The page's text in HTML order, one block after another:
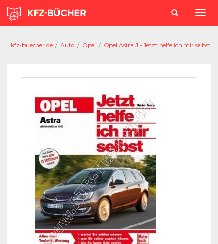
kfz-buecher.de / Auto / Opel / Opel Astra J - Jetzt helfe ich mir selbst